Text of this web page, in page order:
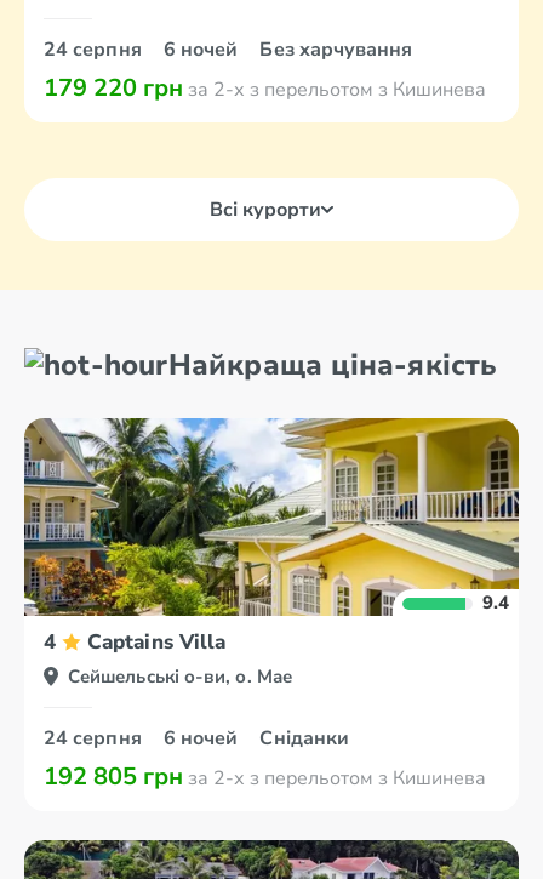
24 серпня 6 ночей Без харчування
179 220 грн за 2-х з перельотом з Кишинева
Всі курорти
Найкраща ціна-якість
9.4
4 Captains Villa
Сейшельські о-ви, о. Мае
24 серпня 6 ночей Сніданки
192 805 грн за 2-х з перельотом з Кишинева